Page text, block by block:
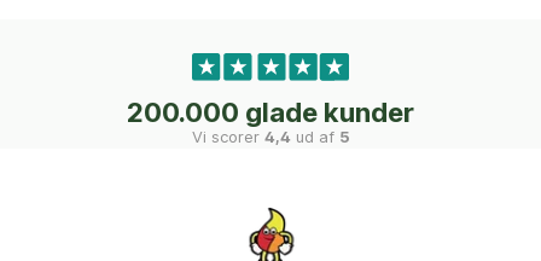
200.000 glade kunder
Vi scorer 4,4 ud af 5